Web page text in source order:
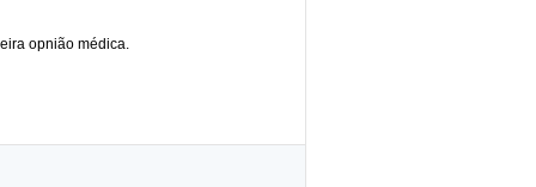
opnião médica.